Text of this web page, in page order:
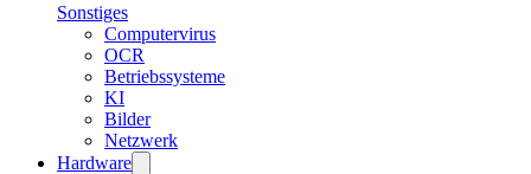
Sonstiges
Computervirus
OCR
Betriebssysteme
KI
Bilder
Netzwerk
Hardware